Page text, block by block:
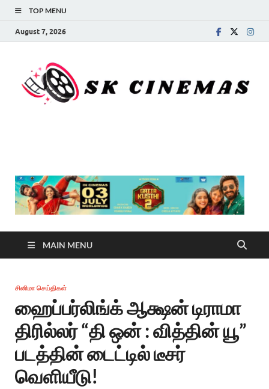
TOP MENU
August 7, 2026
MAIN MENU
சினிமா செய்திகள்
ஹைப்பர்லிங்க் ஆக்ஷன் டிராமா
திரில்லர் “தி ஒன் : வித்தின் யூ”
படத்தின் டைட்டில் டீசர்
வெளியீடு!